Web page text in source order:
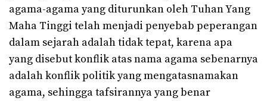
agama-agama yang diturunkan oleh Tuhan Yang
Maha Tinggi telah menjadi penyebab peperangan
dalam sejarah adalah tidak tepat, karena apa
yang disebut konflik atas nama agama sebenarnya
adalah konflik politik yang mengatasnamakan
agama, sehingga tafsirannya yang benar